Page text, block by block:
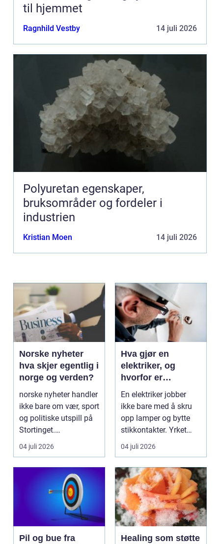
til hjemmet
Ragnhild Vestby 14 juli 2026
Polyuretan egenskaper,
bruksområder og fordeler i
industrien
Kristian Moen 14 juli 2026
Norske nyheter
hva skjer egentlig i
norge og verden?
norske nyheter handler
ikke bare om vær, sport
og politiske utspill på
Stortinget.
Nyhetsbildet form...
04 juli 2026
Hva gjør en
elektriker, og
hvorfor er
fagkunnskap så
viktig?
En elektriker jobber
ikke bare med å skru
opp lamper og bytte
stikkontakter. Yrket
handler om sikker...
04 juli 2026
Pil og bue fra
Healing som støtte